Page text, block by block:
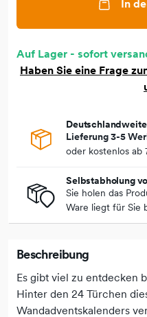
In
Auf Lager - sofort
Haben Sie eine Frage
Lieferung 3-5
oder kostenlos ab
Selbstabholung
Sie holen das
Ware liegt für Sie
Beschreibung
Es gibt viel zu entdecken
Hinter den 24 Türchen
Wandadventskalenders